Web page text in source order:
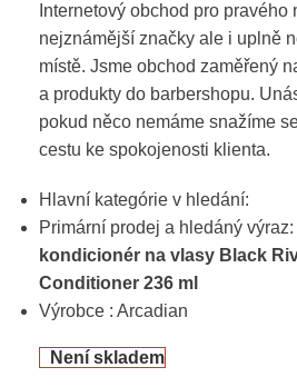
Internetový obchod pro pravého
nejznámější značky ale i uplně
místě. Jsme obchod zaměřený
a produkty do barbershopu.
pokud něco nemáme snažíme
cestu ke spokojenosti klienta.
Hlavní kategórie v hledání:
Primární prodej a hledáný výraz:
kondicionér na vlasy Black
Conditioner 236 ml
Výrobce : Arcadian
Není skladem